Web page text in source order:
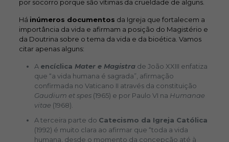
por socorro porque são vítimas da crueldade de alguns.
Há inúmeros documentos da Igreja que fortalecem a
importância da vida e afirmam a posição do Magistério e
da Doutrina sobre o tema da vida e da bioética. Vamos
citar apenas alguns:
A encíclica Mater e Magistrade João XXIII enfatiza
que “a vida humana é sagrada”, afirmação
confirmada no Vaticano II através da constituição
Gaudium et spes(1965) e por Paulo VI na Humanae
vitae (1968).
A terceira parte do Catecismo da Igreja Católica
(1992) é muito clara ao afirmar que “toda a vida
humana, desde o momento da concepção até à